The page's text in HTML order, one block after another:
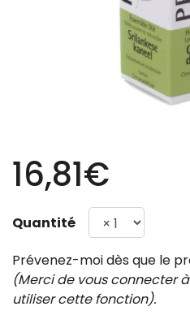
16,81€
Quantité
Prévenez-moi dès que le
(Merci de vous connecter
utiliser cette fonction).